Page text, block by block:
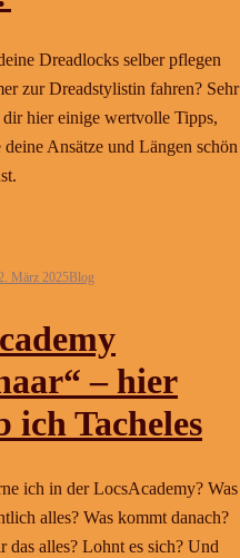
Dreadlocks selber pflegen
zur Dreadstylistin fahren? Sehr
hier einige wertvolle Tipps,
Ansätze und Längen schön
März 2025Blog
– hier
ich Tacheles
ich in der LocsAcademy? Was
alles? Was kommt danach?
das alles? Lohnt es sich? Und